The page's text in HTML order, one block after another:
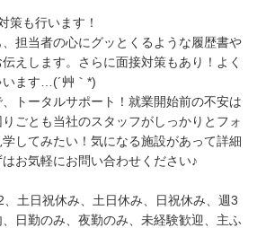
策も行います！
担当者の心にグッとくるような履歴書や
えします。さらに面接対策もあり！よく
います…(´艸｀*)
トータルサポート！就業開始前の不安は
ごとも当社のスタッフがしっかりとフォ
してみたい！気になる施設があって詳細
お気軽にお問い合わせください♪
土日祝休み、土日休み、日祝休み、週3
日勤のみ、夜勤のみ、未経験歓迎、主ふ